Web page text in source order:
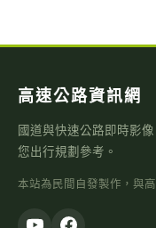
高速公路資訊網
國道與快速公路即時影
您出行規劃參考。
本站為民間自發製作，與